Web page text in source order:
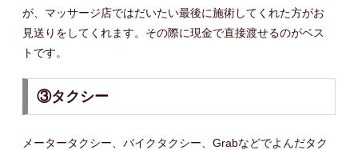
が、マッサージ店ではだいたい最後に施術してくれた方がお
見送りをしてくれます。その際に現金で直接渡せるのがベス
トです。
③タクシー
メータータクシー、バイクタクシー、Grabなどでよんだタク